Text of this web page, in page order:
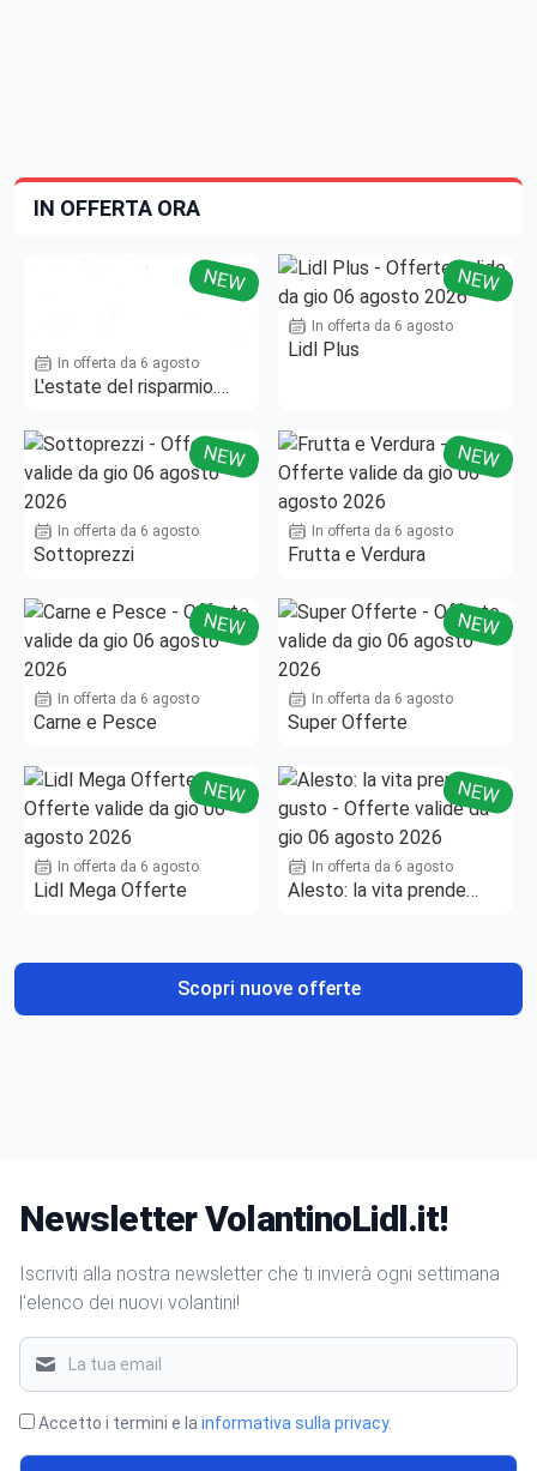
IN OFFERTA ORA
NEW
In offerta da 6 agosto
L'estate del risparmio.
NEW
In offerta da 6 agosto
Lidl Plus
NEW
In offerta da 6 agosto
Sottoprezzi
NEW
In offerta da 6 agosto
Frutta e Verdura
NEW
In offerta da 6 agosto
Carne e Pesce
NEW
In offerta da 6 agosto
Super Offerte
NEW
In offerta da 6 agosto
Lidl Mega Offerte
NEW
In offerta da 6 agosto
Alesto: la vita prende
Scopri nuove offerte
Newsletter VolantinoLidl.it!
Iscriviti alla nostra newsletter che ti invierà ogni settimana
l'elenco dei nuovi volantini!
Accetto i termini e la informativa sulla privacy.